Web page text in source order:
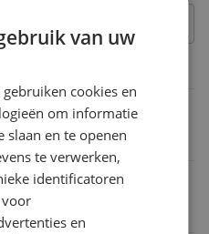
van uw
cookies en
om informatie
slaan en te openen
te verwerken,
identificatoren
voor
en